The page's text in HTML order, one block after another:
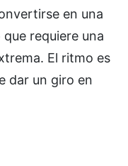
en una
requiere una
El ritmo es
dar un giro en